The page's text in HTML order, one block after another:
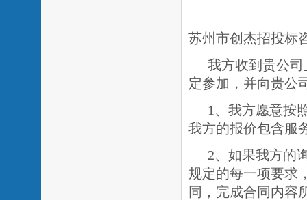
苏州市创杰招投标
我方收到贵公司
定参加，并向贵公
1、我方愿意按
我方的报价包含服
2、如果我方的
规定的每一项要求
同，完成合同内容